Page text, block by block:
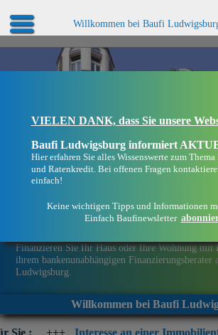
Willkommen bei Baufi
Finanzieren Sie Ihr Haus oder Ihre Wohnung
ihrem bankenunabhängigen Finanzierungsberater
Ludwigsburg.
Willkommen bei Baufi
Interesse an einer
VIELEN DANK, dass Sie unsere
Baufi Ludwigsburg informiert
Hier erfahren Sie alles Wissenswerte zum
und Ratenkredit. Bei offenen Fragen
einfach!
Keine wichtigen Tipps und Informationen
Einfach Baufinewsletter